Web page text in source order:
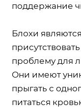
поддержание
Блохи
проблему для
Они имеют
прыгать с
питаться